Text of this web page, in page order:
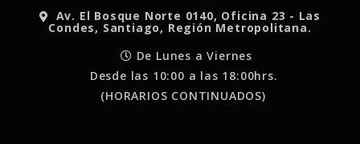
Av. El Bosque Norte 0140, Oficina 23 - Las
Condes, Santiago, Región Metropolitana.
De Lunes a Viernes
Desde las 10:00 a las 18:00hrs.
(HORARIOS CONTINUADOS)